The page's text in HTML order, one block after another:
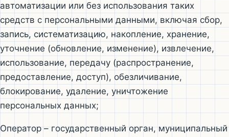
автоматизации или без использования таких
средств с персональными данными, включая сбор,
запись, систематизацию, накопление, хранение,
уточнение (обновление, изменение), извлечение,
использование, передачу (распространение,
предоставление, доступ), обезличивание,
блокирование, удаление, уничтожение
персональных данных;
Оператор – государственный орган, муниципальный